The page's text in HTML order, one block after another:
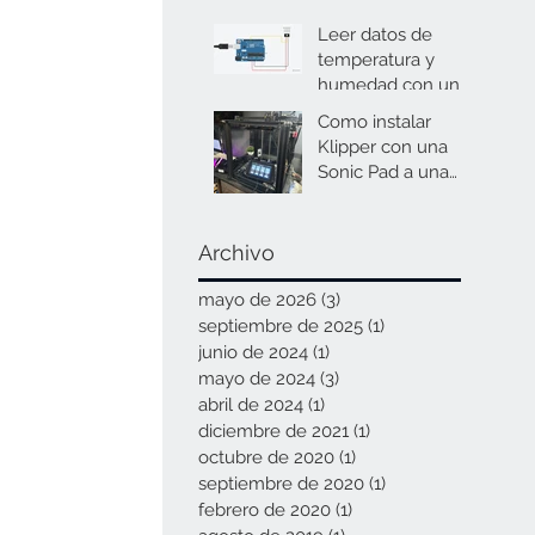
Leer datos de
temperatura y
humedad con un
sensor DHT22 y
Arduino: Guía paso
a paso para
principiantes
Como instalar
Klipper con una
Sonic Pad a una
Archivo
mayo de 2026 (3)
septiembre de 2025 (1)
junio de 2024 (1)
mayo de 2024 (3)
abril de 2024 (1)
diciembre de 2021 (1)
octubre de 2020 (1)
septiembre de 2020 (1)
febrero de 2020 (1)